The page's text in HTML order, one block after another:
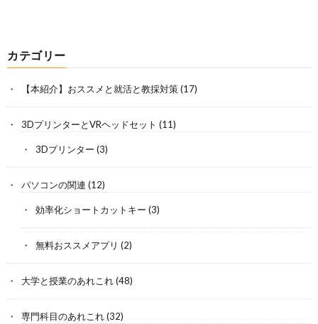
カテゴリー
【本紹介】おススメと就活と教採対策(17)
3DプリンターとVRヘッドセット (11)
3Dプリンター (3)
パソコンの関連 (12)
効率化ショートカットキー (3)
無料おススメアプリ (2)
大学と授業のあれこれ(48)
専門科目のあれこれ(32)